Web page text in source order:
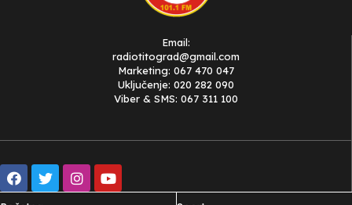
Email:
radiotitograd@gmail.com
Marketing: 067 470 047
Uključenje: 020 282 090
Viber & SMS: 067 311 100